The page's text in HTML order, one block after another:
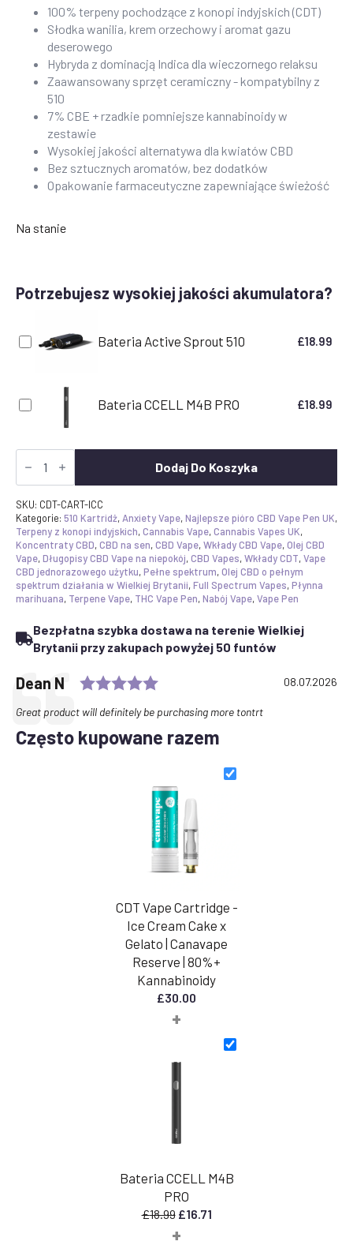
100% terpeny pochodzące z konopi indyjskich (CDT)
Słodka wanilia, krem orzechowy i aromat gazu
deserowego
Hybryda z dominacją Indica dla wieczornego relaksu
Zaawansowany sprzęt ceramiczny - kompatybilny z
510
7% CBE + rzadkie pomniejsze kannabinoidy w
zestawie
Wysokiej jakości alternatywa dla kwiatów CBD
Bez sztucznych aromatów, bez dodatków
Opakowanie farmaceutyczne zapewniające świeżość
Na stanie
Potrzebujesz wysokiej jakości akumulatora?
Bateria Active Sprout 510 £18.99
Bateria CCELL M4B PRO £18.99
Ilość
CDT
-
Ice
Cream
Cake
x
Gelato
|
Canavape
Reserve
80%+
Cannabinoids
Dodaj Do Koszyka
SKU: CDT-CART-ICC
Kategorie: 510 Kartridż, Anxiety Vape,Najlepsze pióro CBD Vape Pen UK,
Terpeny z konopi indyjskich,Cannabis Vape,Cannabis Vapes UK,
Koncentraty CBD,CBD na sen,CBD Vape,Wkłady CBD Vape,Olej CBD
Vape,Długopisy CBD Vape na niepokój,CBD Vapes,Wkłady CDT,Vape
CBD jednorazowego użytku,Pełne spektrum,Olej CBD o pełnym
spektrum działania w Wielkiej Brytanii,Full Spectrum Vapes,Płynna
marihuana, Terpene Vape, THC Vape Pen,Nabój Vape,Vape Pen
Bezpłatna szybka dostawa na terenie Wielkiej
Brytanii przy zakupach powyżej 50 funtów
Testimonial
Author:
Dean N Rating: 5.0 out of 5 stars
Date:
08.07.2026
Text:
Great product will definitely be purchasing more tontrt
Często kupowane razem
CDT Vape Cartridge -
Ice Cream Cake x
Gelato | Canavape
Reserve | 80%+
Kannabinoidy
£30.00
+
Bateria CCELL M4B
PRO
£18.99 Pierwotna
cena
£16.71Aktualna
+